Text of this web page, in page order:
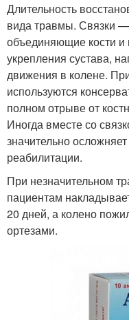
Длительность
вида травмы. Связки
объединяющие кости
укрепления сустава,
движения в колене.
используются
полном отрыве от
Иногда вместе со
значительно
реабилитации.
При незначительном
пациентам
20 дней, а колено
ортезами.